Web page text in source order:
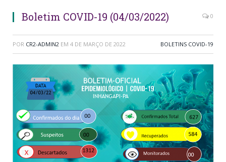
Boletim COVID-19 (04/03/2022) 0
POR CR2-ADMIN2 EM 4 DE MARÇO DE 2022 BOLETINS COVID-19